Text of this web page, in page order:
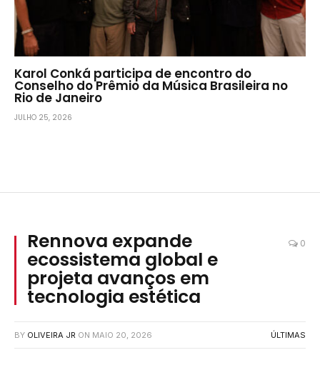
Karol Conká participa de encontro do
Conselho do Prêmio da Música Brasileira no
Rio de Janeiro
JULHO 25, 2026
Rennova expande
ecossistema global e
projeta avanços em
tecnologia estética
0
BY OLIVEIRA JR ON MAIO 20, 2026 ÚLTIMAS